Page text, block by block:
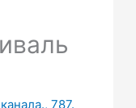
, 787.